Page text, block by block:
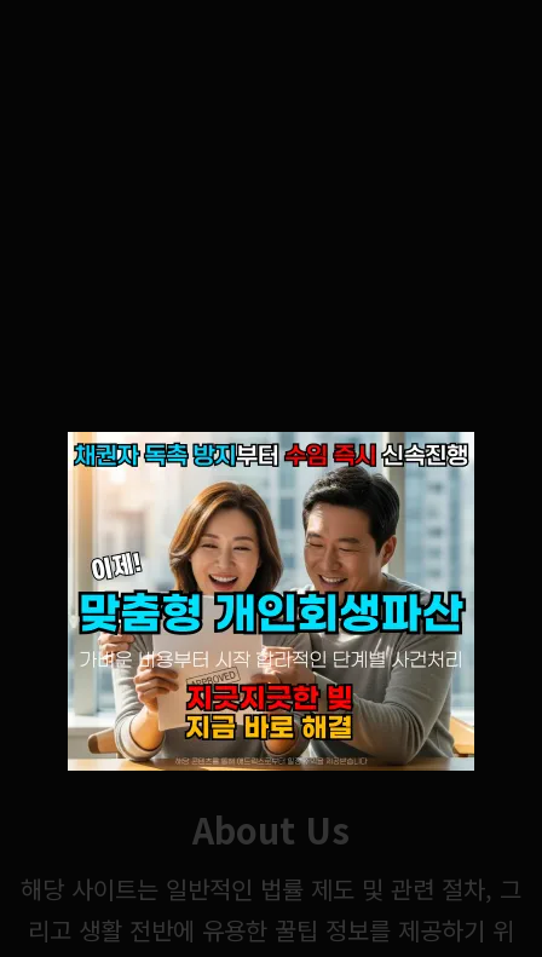
About Us
해당 사이트는 일반적인 법률 제도 및 관련 절차, 그
리고 생활 전반에 유용한 꿀팁 정보를 제공하기 위